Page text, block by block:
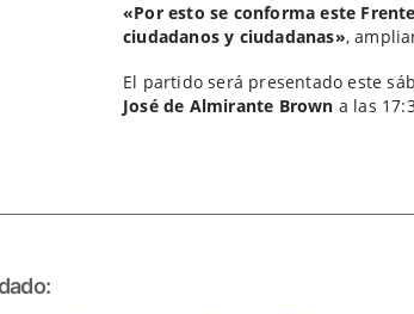
«Por esto se conforma este
ciudadanos y ciudadanas»,
El partido será presentado este
José de Almirante Brown a las